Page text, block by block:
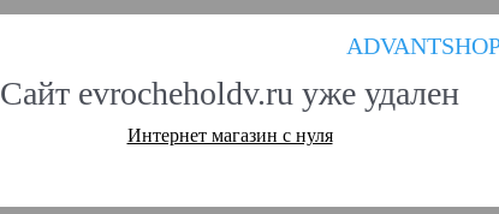
Сайт evrocheholdv.ru уже удален
Интернет магазин с нуля